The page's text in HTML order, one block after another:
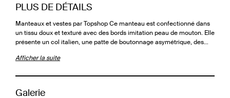
PLUS DE DÉTAILS
Manteaux et vestes par Topshop Ce manteau est confectionné dans
un tissu doux et texturé avec des bords imitation peau de mouton. Elle
présente un col italien, une patte de boutonnage asymétrique, des…
Afficher la suite
Galerie